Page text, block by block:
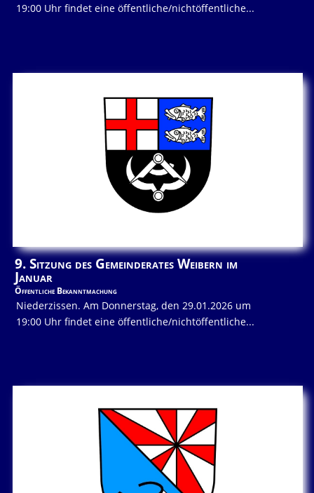
19:00 Uhr findet eine öffentliche/nichtöffentliche...
9. Sitzung des Gemeinderates Weibern im
Januar
Öffentliche Bekanntmachung
Niederzissen. Am Donnerstag, den 29.01.2026 um
19:00 Uhr findet eine öffentliche/nichtöffentliche...